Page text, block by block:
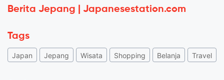
Berita Jepang | Japanesestation.com
Tags
Japan Jepang Wisata Shopping Belanja Travel